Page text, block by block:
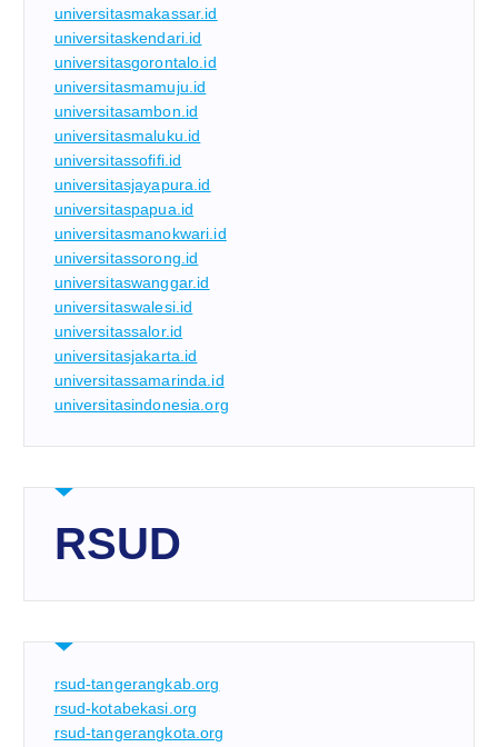
universitasmakassar.id
universitaskendari.id
universitasgorontalo.id
universitasmamuju.id
universitasambon.id
universitasmaluku.id
universitassofifi.id
universitasjayapura.id
universitaspapua.id
universitasmanokwari.id
universitassorong.id
universitaswanggar.id
universitaswalesi.id
universitassalor.id
universitasjakarta.id
universitassamarinda.id
universitasindonesia.org
RSUD
rsud-tangerangkab.org
rsud-kotabekasi.org
rsud-tangerangkota.org